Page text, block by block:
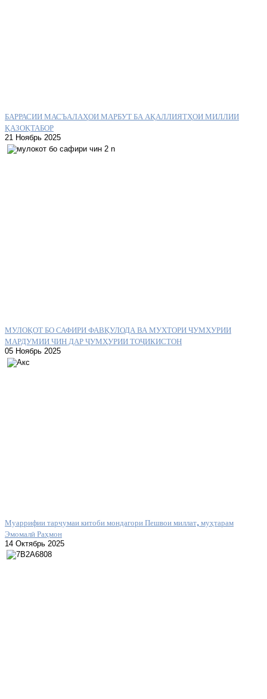
БАРРАСИИ МАСЪАЛАҲОИ МАРБУТ БА АҚАЛЛИЯТҲОИ МИЛЛИИ
ҚАЗОҚТАБОР
21 Ноябрь 2025
МУЛОҚОТ БО САФИРИ ФАВҚУЛОДА ВА МУХТОРИ ҶУМҲУРИИ
МАРДУМИИ ЧИН ДАР ҶУМҲУРИИ ТОҶИКИСТОН
05 Ноябрь 2025
Муаррифии тарҷумаи китоби мондагори Пешвои миллат, муҳтарам
Эмомалӣ Раҳмон
14 Октябрь 2025